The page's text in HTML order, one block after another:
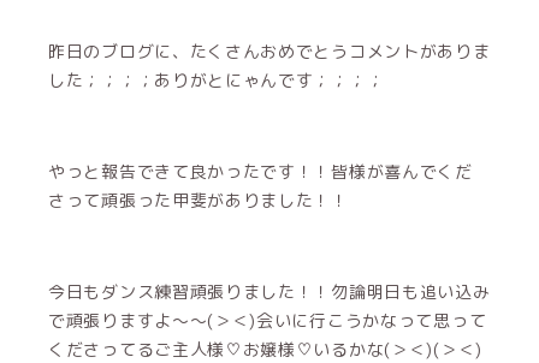
昨日のブログに、たくさんおめでとうコメントがありま
した；；；；ありがとにゃんです；；；；
やっと報告できて良かったです！！皆様が喜んでくだ
さって頑張った甲斐がありました！！
今日もダンス練習頑張りました！！勿論明日も追い込み
で頑張りますよ〜〜(＞＜)会いに行こうかなって思って
くださってるご主人様♡お嬢様♡いるかな(＞＜)(＞＜)